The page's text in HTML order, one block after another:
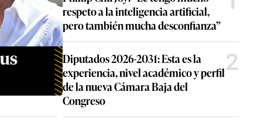
respeto a la inteligencia artificial,
pero también mucha desconfianza”
Diputados 2026-2031: Esta es la
experiencia, nivel académico y perfil
de la nueva Cámara Baja del
Congreso
2